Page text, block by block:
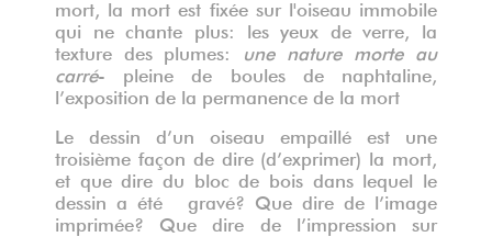
mort, la mort est fixée sur l'oiseau immobile
qui ne chante plus: les yeux de verre, la
texture des plumes: une nature morte au
carré - pleine de boules de naphtaline,
l’exposition de la permanence de la mort
Le dessin d’un oiseau empaillé est une
troisième façon de dire (d’exprimer) la mort,
et que dire du bloc de bois dans lequel le
dessin a été gravé? Que dire de l’image
imprimée? Que dire de l’impression sur